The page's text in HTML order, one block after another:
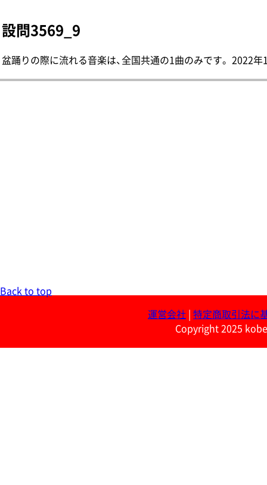
設問3569_9
盆踊りの際に流れる音楽は、全国共通の1曲のみです。 2022年
Back to top
運営会社
特定商取引法に
Copyright 2025